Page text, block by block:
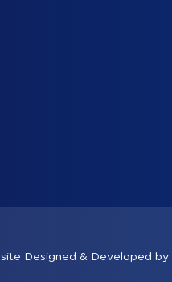
Designed & Developed by